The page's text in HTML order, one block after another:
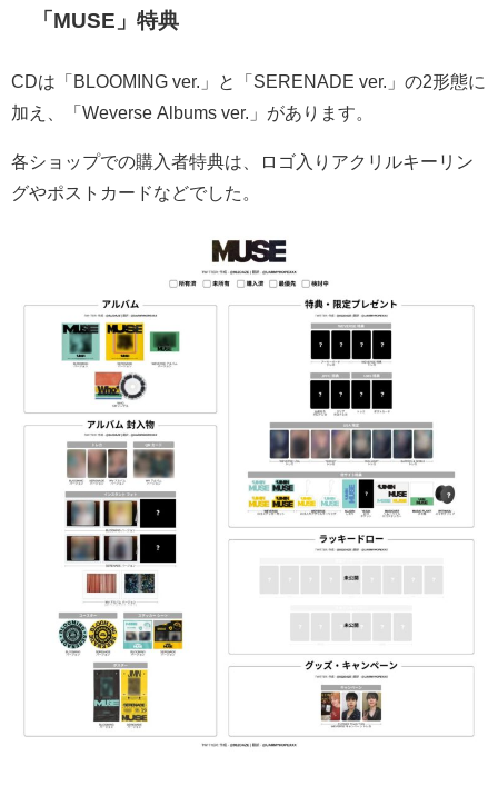
「MUSE」特典
CDは「BLOOMING ver.」と「SERENADE ver.」の2形態に
加え、「Weverse Albums ver.」があります。
各ショップでの購入者特典は、ロゴ入りアクリルキーリン
グやポストカードなどでした。